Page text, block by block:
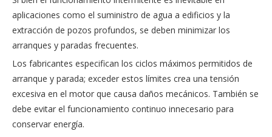
aplicaciones como el suministro de agua a edificios y la
extracción de pozos profundos, se deben minimizar los
arranques y paradas frecuentes.
Los fabricantes especifican los ciclos máximos permitidos de
arranque y parada; exceder estos límites crea una tensión
excesiva en el motor que causa daños mecánicos. También se
debe evitar el funcionamiento continuo innecesario para
conservar energía.